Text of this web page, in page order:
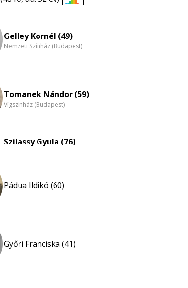
nagyítása
Gelley Kornél (49)
Nemzeti Színház (Budapest)
Tomanek Nándor (59)
Vígszínház (Budapest)
Szilassy Gyula (76)
Pádua Ildikó (60)
Győri Franciska (41)